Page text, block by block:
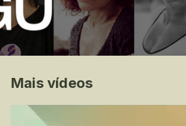
Mais vídeos